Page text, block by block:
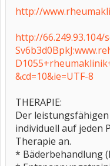
http://
http://66.249.93.104/
&cd=10&ie=UTF-8
THERAPIE:
Der
individuell auf jeden
Therapie an.
* Bäderbehandlung